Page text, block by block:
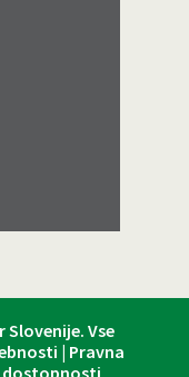
Slovenije. Vse
| Pravna
dostopnosti